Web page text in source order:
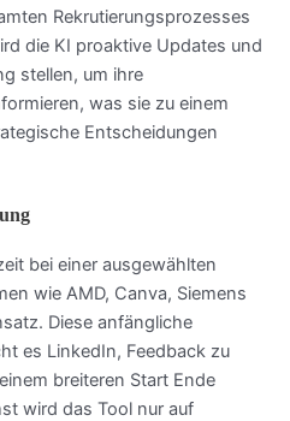
Rekrutierungsprozesses
die KI proaktive Updates und
stellen, um ihre
was sie zu einem
Entscheidungen
bei einer ausgewählten
wie AMD, Canva, Siemens
Diese anfängliche
es LinkedIn, Feedback zu
breiteren Start Ende
wird das Tool nur auf